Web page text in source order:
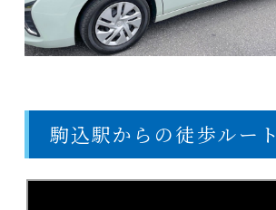
駒込駅からの徒歩ルート